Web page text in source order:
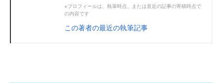
※プロフィールは、執筆時点、または直近の記事の寄稿時点で
の内容です
この著者の最近の執筆記事